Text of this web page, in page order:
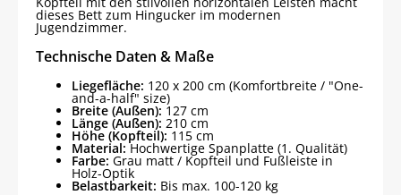
dieses Bett zum Hingucker im modernen
Jugendzimmer.
Technische Daten & Maße
Liegefläche: 120 x 200 cm (Komfortbreite / "One-
and-a-half" size)
Breite (Außen): 127 cm
Länge (Außen): 210 cm
Höhe (Kopfteil): 115 cm
Material: Hochwertige Spanplatte (1. Qualität)
Farbe: Grau matt / Kopfteil und Fußleiste in
Holz-Optik
Belastbarkeit: Bis max. 100-120 kg